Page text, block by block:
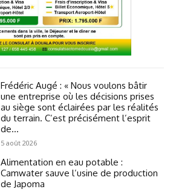
Frédéric Augé : « Nous voulons bâtir
une entreprise où les décisions prises
au siège sont éclairées par les réalités
du terrain. C’est précisément l’esprit
de...
5 août 2026
Alimentation en eau potable :
Camwater sauve l’usine de production
de Japoma